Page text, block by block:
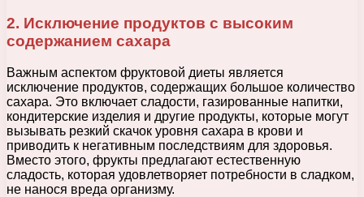
2. Исключение продуктов с высоким
содержанием сахара
Важным аспектом фруктовой диеты является
исключение продуктов, содержащих большое количество
сахара. Это включает сладости, газированные напитки,
кондитерские изделия и другие продукты, которые могут
вызывать резкий скачок уровня сахара в крови и
приводить к негативным последствиям для здоровья.
Вместо этого, фрукты предлагают естественную
сладость, которая удовлетворяет потребности в сладком,
не нанося вреда организму.